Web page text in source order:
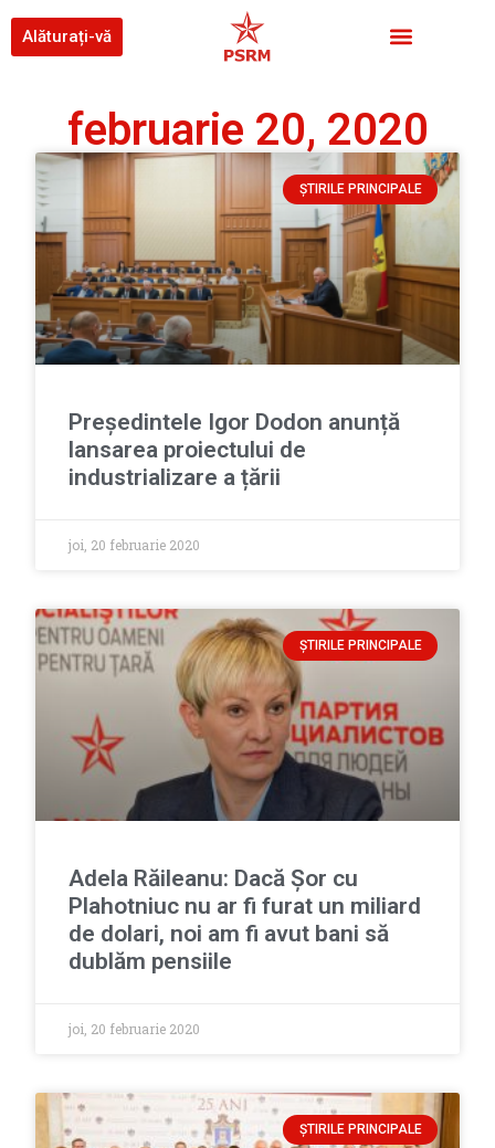
Alăturați-vă
februarie 20, 2020
ȘTIRILE PRINCIPALE
Președintele Igor Dodon anunță
lansarea proiectului de
industrializare a țării
joi, 20 februarie 2020
ȘTIRILE PRINCIPALE
Adela Răileanu: Dacă Șor cu
Plahotniuc nu ar fi furat un miliard
de dolari, noi am fi avut bani să
dublăm pensiile
joi, 20 februarie 2020
ȘTIRILE PRINCIPALE